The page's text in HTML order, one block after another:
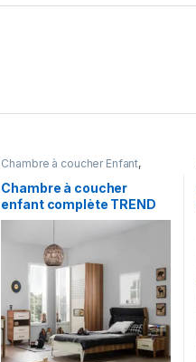
Chambre à coucher Enfant,
Décoration, Mobilier de maison
Chambre à coucher
enfant complète TREND
120*190 CLR Marron-